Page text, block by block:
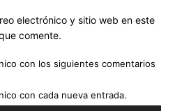
electrónico y sitio web en este
comente.
con los siguientes comentarios
con cada nueva entrada.